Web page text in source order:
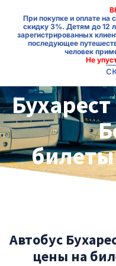
При покупке и оплате на
скидку 3%. Детям до
зарегистрированных
последующее
человек
Не
билеты
Автобус
цены на